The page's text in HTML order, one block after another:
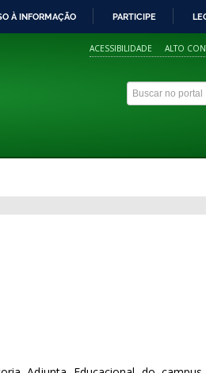
À INFORMAÇÃO PARTICIPE
ACESSIBILIDADE ALTO